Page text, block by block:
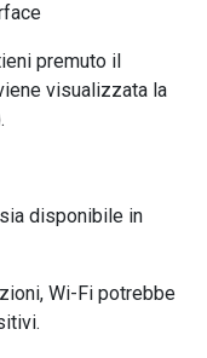
premuto il
visualizzata la
disponibile in
Wi-Fi potrebbe